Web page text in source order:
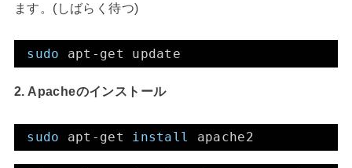
ます。(しばらく待つ)
sudo apt-get update
2. Apacheのインストール
sudo apt-get install apache2